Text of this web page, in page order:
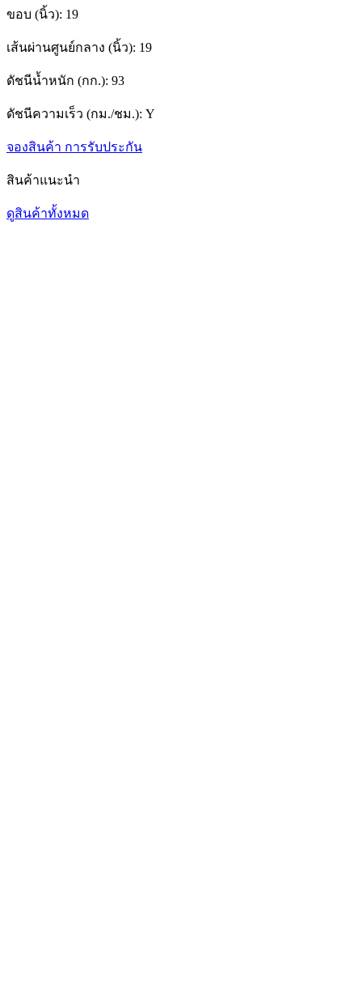
ขอบ (นิ้ว): 19
เส้นผ่านศูนย์กลาง (นิ้ว): 19
ดัชนีน้ำหนัก (กก.): 93
ดัชนีความเร็ว (กม./ชม.): Y
จองสินค้า การรับประกัน
สินค้าแนะนำ
ดูสินค้าทั้งหมด